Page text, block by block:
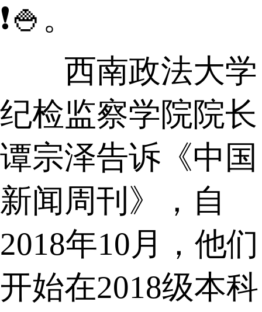
❗🍚。
西南政法大学
纪检监察学院院长
谭宗泽告诉《中国
新闻周刊》，自
2018年10月，他们
开始在2018级本科